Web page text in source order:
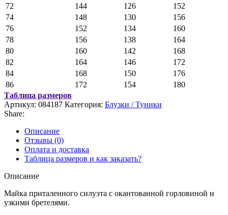
72
144 126
152
74
148 130
156
76
152 134
160
78
156 138
164
80
160 142
168
82
164 146
172
84
168 150
176
86
172 154
180
Таблица размеров
Артикул: 084187 Категория: Блузки / Туники
Share:
Описание
Отзывы (0)
Оплата и доставка
Таблица размеров и как заказать?
Описание
Майка приталенного силуэта с окантованной горловиной и
узкими бретелями.